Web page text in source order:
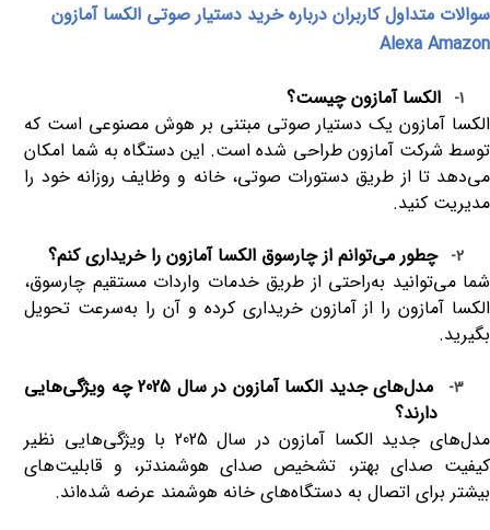
سوالات متداول کاربران درباره خرید دستیار صوتی الکسا آمازون
Alexa Amazon
1-
الکسا آمازون چیست؟
الکسا آمازون یک دستیار صوتی مبتنی بر هوش مصنوعی است که
توسط شرکت آمازون طراحی شده است. این دستگاه به شما امکان
می‌دهد تا از طریق دستورات صوتی، خانه و وظایف روزانه خود را
مدیریت کنید.
2-
چطور می‌توانم از چارسوق الکسا آمازون را خریداری کنم؟
شما می‌توانید به‌راحتی از طریق خدمات واردات مستقیم چارسوق،
الکسا آمازون را از آمازون خریداری کرده و آن را به‌سرعت تحویل
بگیرید.
3-
مدل‌های جدید الکسا آمازون در سال 2025 چه ویژگی‌هایی
دارند؟
مدل‌های جدید الکسا آمازون در سال 2025 با ویژگی‌هایی نظیر
کیفیت صدای بهتر، تشخیص صدای هوشمندتر، و قابلیت‌های
بیشتر برای اتصال به دستگاه‌های خانه هوشمند عرضه شده‌اند.